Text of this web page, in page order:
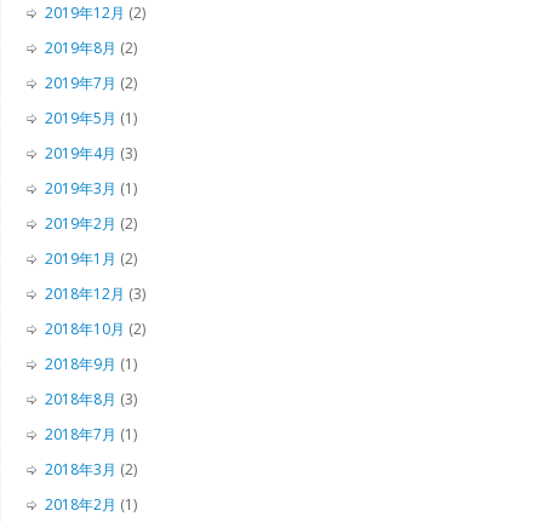
2019年12月 (2)
2019年8月 (2)
2019年7月 (2)
2019年5月 (1)
2019年4月 (3)
2019年3月 (1)
2019年2月 (2)
2019年1月 (2)
2018年12月 (3)
2018年10月 (2)
2018年9月 (1)
2018年8月 (3)
2018年7月 (1)
2018年3月 (2)
2018年2月 (1)